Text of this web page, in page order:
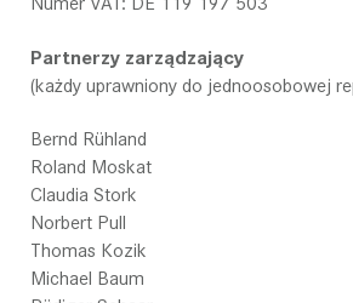
Partnerzy zarządzający
(każdy uprawniony do jednoosobowej
Bernd Rühland
Roland Moskat
Claudia Stork
Norbert Pull
Thomas Kozik
Michael Baum